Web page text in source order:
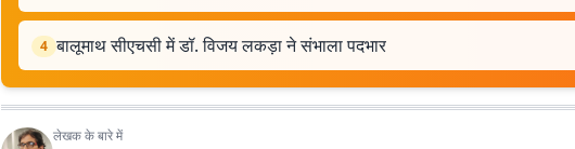
4 बालूमाथ सीएचसी में डॉ. विजय लकड़ा ने संभाला पदभार
लेखक के बारे में